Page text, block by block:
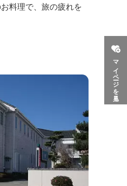
マイページを見る
料理で、旅の疲れを